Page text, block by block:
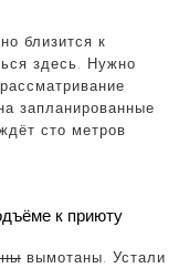
близится к
здесь. Нужно
запланированные
сто метров
к приюту
вымотаны. Устали